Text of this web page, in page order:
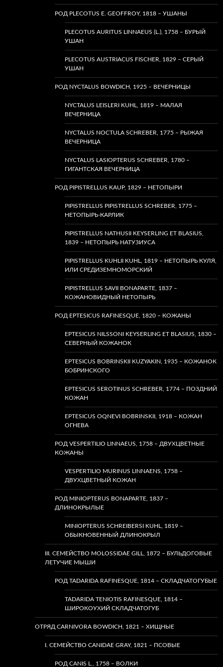
РОД PLECOTUS E. GEOFFROY, 1818 – УШАНЫ
PLECOTUS AURITUS LINNAEUS (L.), 1758 – БУРЫЙ
УШАН
PLECOTUS AUSTRIACUS FISCHER, 1829 – СЕРЫЙ
УШАН
РОД NYCTALUS BOWDICH, 1925 – ВЕЧЕРНИЦЫ
NYCTALUS LEISLERI KUHL, 1819 – МАЛАЯ
ВЕЧЕРНИЦА
NYCTALUS NOCTULA SCHREBER, 1775 – РЫЖАЯ
ВЕЧЕРНИЦА
NYCTALUS LASIOPTERUS SCHREBER, 1780 –
ГИГАНТСКАЯ ВЕЧЕРНИЦА
РОД PIPISTRELLUS KAUP, 1829 – НЕТОПЫРИ
PIPISTRELLUS PIPISTRELLUS SCHREBER, 1775 –
НЕТОПЫРЬ-КАРЛИК
PIPISTRELLUS NATHUSII KEYSERLING ET BLASIUS,
1839 – НЕТОПЫРЬ НАТУЗИУСА
PIPISTRELLUS KUHLII KUHL, 1819 – НЕТОПЫРЬ КУЛЯ,
ИЛИ СРЕДИЗЕМНОМОРСКИЙ
PIPISTRELLUS SAVII BONAPARTE, 1837 –
КОЖАНОВИДНЫЙ НЕТОПЫРЬ
РОД EPTESICUS RAFINESQUE, 1820 – КОЖАНЫ
EPTESICUS NILSSONI KEYSERLING ET BLASIUS, 1830 –
СЕВЕРНЫЙ КОЖАНОК
EPTESICUS BOBRINSKII KUZYAKIN, 1935 – КОЖАНОК
БОБРИНСКОГО
EPTESICUS SEROTINUS SCHREBER, 1774 – ПОЗДНИЙ
КОЖАН
EPTESICUS OQNEVI BOBRINSKII, 1918 – КОЖАН
ОГНЕВА
РОД VESPERTILIO LINNAEUS, 1758 – ДВУХЦВЕТНЫЕ
КОЖАНЫ
VESPERTILIO MURINUS LINNAENS, 1758 –
ДВУХЦВЕТНЫЙ КОЖАН
РОД MINIOPTERUS BONAPARTE, 1837 –
ДЛИНОКРЫЛЫЕ
MINIOPTERUS SCHREIBERSI KUHL, 1819 –
ОБЫКНОВЕННЫЙ ДЛИНОКРЫЛ
III. СЕМЕЙСТВО MOLOSSIDAE GILL, 1872 – БУЛЬДОГОВЫЕ
ЛЕТУЧИЕ МЫШИ
РОД TADARIDA RAFINESQUE, 1814 – СКЛАДЧАТОГУБЫЕ
TADARIDA TENIOTIS RAFINESQUE, 1814 –
ШИРОКОУХИЙ СКЛАДЧАТОГУБ
ОТРЯД CARNIVORA BOWDICH, 1821 – ХИЩНЫЕ
I. СЕМЕЙСТВО CANIDAE GRAY, 1821 – ПСОВЫЕ
РОД CANIS L., 1758 – ВОЛКИ